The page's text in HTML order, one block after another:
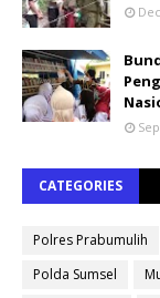
CATEGORIES
Polres Prabumulih
Polda Sumsel